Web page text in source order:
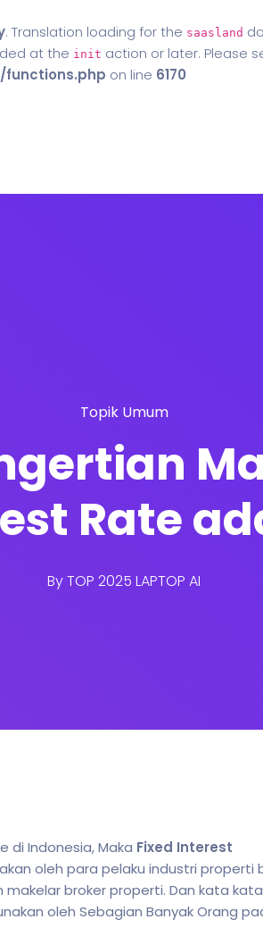
. Translation loading for the saasland
at the init action or later. Please
functions.php on line 6170
Topik Umum
Rate
ByTOP 2025 LAPTOP AI
di Indonesia, Maka Fixed Interest
oleh para pelaku industri properti
broker properti. Dan kata kata
oleh Sebagian Banyak Orang